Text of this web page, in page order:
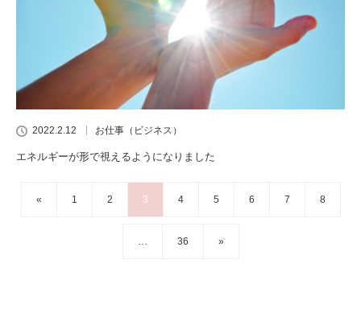
2022.2.12 お仕事（ビジネス）
エネルギーが形で視えるようになりました
« 1 2 3 4 5 6 7 8
… 36 »